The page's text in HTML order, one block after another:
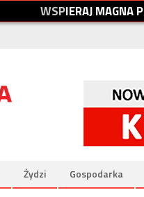
WSPIERAJMAGNAP
Żydzi Gospodarka